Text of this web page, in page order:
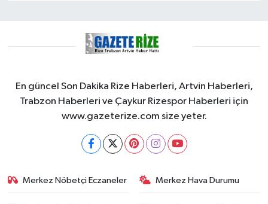
En güncel Son Dakika Rize Haberleri, Artvin Haberleri,
Trabzon Haberleri ve Çaykur Rizespor Haberleri için
www.gazeterize.com size yeter.
Merkez Nöbetçi Eczaneler Merkez Hava Durumu